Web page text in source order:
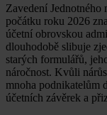
Zavedení Jednotného
počátku roku 2026
účetní obrovskou
dlouhodobě slibuje
starých formulářů,
náročnost. Kvůli
mnoha podnikatelům
účetních závěrek a